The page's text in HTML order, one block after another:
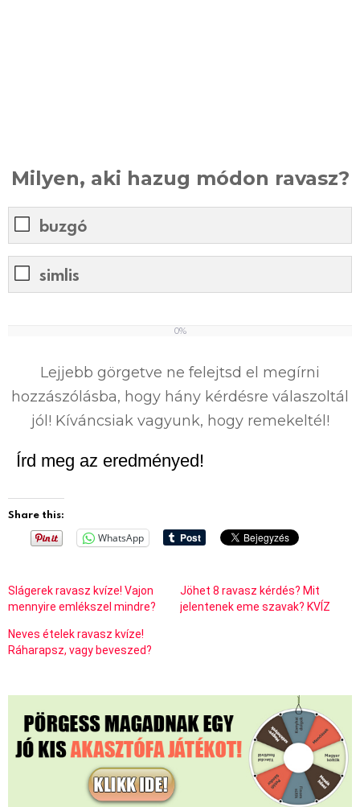
Milyen, aki hazug módon ravasz?
buzgó
simlis
0%
Lejjebb görgetve ne felejtsd el megírni
hozzászólásba, hogy hány kérdésre válaszoltál
jól! Kíváncsiak vagyunk, hogy remekeltél!
Írd meg az eredményed!
Share this:
WhatsApp
Slágerek ravasz kvíze! Vajon
mennyire emlékszel mindre?
Jöhet 8 ravasz kérdés? Mit
jelentenek eme szavak? KVÍZ
Neves ételek ravasz kvíze!
Ráharapsz, vagy beveszed?